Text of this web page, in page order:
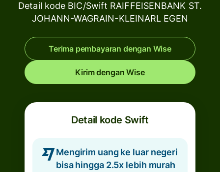
Detail kode BIC/Swift RAIFFEISENBANK ST.
JOHANN-WAGRAIN-KLEINARL EGEN
Terima pembayaran dengan Wise
Kirim dengan Wise
Detail kode Swift
Mengirim uang ke luar negeri
bisa hingga 2.5x lebih murah